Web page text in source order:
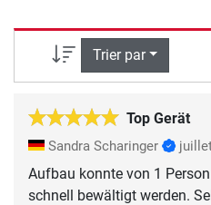
Trier par
Top Gerät
Sandra Scharinger
Aufbau konnte von 1
schnell bewältigt werden.